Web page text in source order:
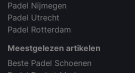
Padel Nijmegen
Padel Utrecht
Padel Rotterdam
Meestgelezen artikelen
Beste Padel Schoenen